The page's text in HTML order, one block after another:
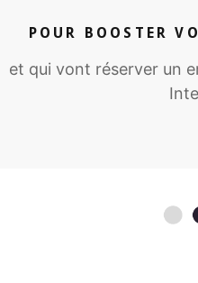
POUR BOOSTER
et qui vont réserver un